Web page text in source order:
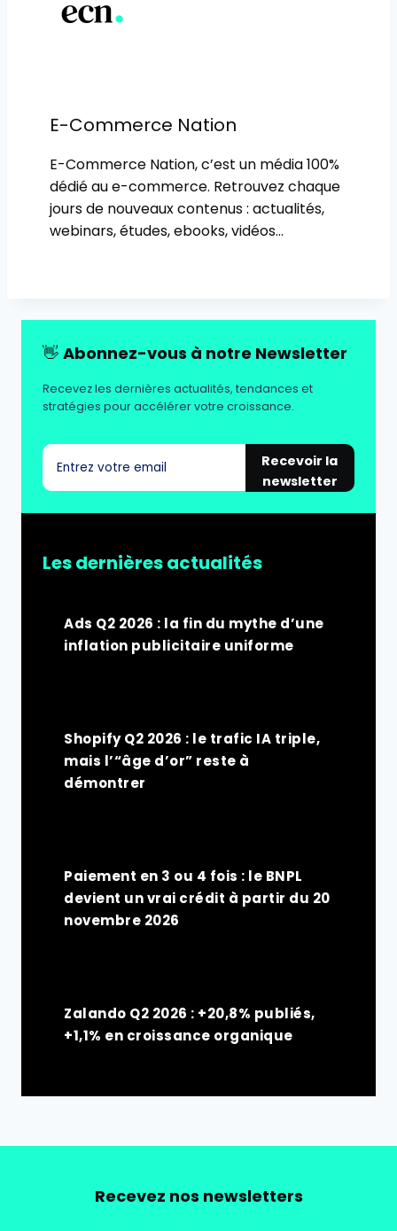
E-Commerce Nation
E-Commerce Nation, c’est un média 100%
dédié au e-commerce. Retrouvez chaque
jours de nouveaux contenus : actualités,
webinars, études, ebooks, vidéos…
👋 Abonnez-vous à notre Newsletter
Recevez les dernières actualités, tendances et
stratégies pour accélérer votre croissance.
Recevoir la
newsletter
Les dernières actualités
Ads Q2 2026 : la fin du mythe d’une
inflation publicitaire uniforme
Shopify Q2 2026 : le trafic IA triple,
mais l’“âge d’or” reste à
démontrer
Paiement en 3 ou 4 fois : le BNPL
devient un vrai crédit à partir du 20
novembre 2026
Zalando Q2 2026 : +20,8% publiés,
+1,1% en croissance organique
Recevez nos newsletters